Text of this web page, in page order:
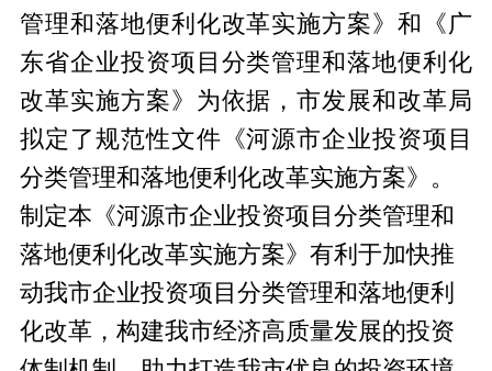
管理和落地便利化改革实施方案》和《广
东省企业投资项目分类管理和落地便利化
改革实施方案》为依据，市发展和改革局
拟定了规范性文件《河源市企业投资项目
分类管理和落地便利化改革实施方案》。
制定本《河源市企业投资项目分类管理和
落地便利化改革实施方案》有利于加快推
动我市企业投资项目分类管理和落地便利
化改革，构建我市经济高质量发展的投资